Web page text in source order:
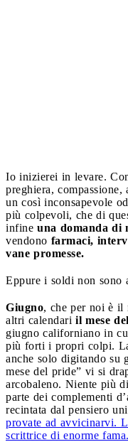
Io inizierei in levare.
preghiera, compassione,
un così inconsapevole
più colpevoli, che di
infine una domanda di
vendono farmaci,
vane promesse.
Eppure i soldi non sono
Giugno, che per noi è il
altri calendari il mese del
giugno californiano in
più forti i propri colpi.
anche solo digitando su
mese del pride” vi si
arcobaleno. Niente più
parte dei complementi
recintata dal pensiero
provate ad avvicinarvi.
scrittrice di enorme fama.